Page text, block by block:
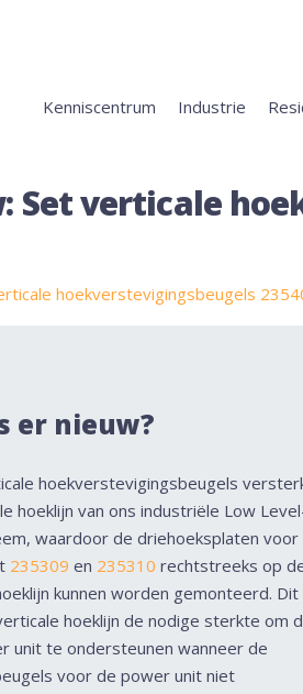
Kenniscentrum Industrie
Set verticale
hoekverstevigingsbeugels
er nieuw?
hoekverstevigingsbeugels
hoeklijn van ons industriële Low
waardoor de driehoeksplaten voor
235309 en 235310 rechtstreeks op
kunnen worden gemonteerd. Dit
hoeklijn de nodige sterkte om
unit te ondersteunen wanneer de
voor de power unit niet